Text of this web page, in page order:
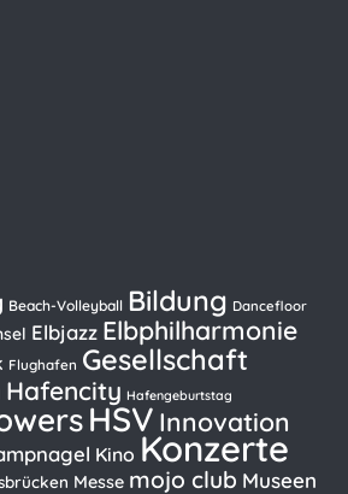
Beach-Volleyball Bildung Dancefloor
Elbjazz Elbphilharmonie
Flughafen Gesellschaft
Hafencity Hafengeburtstag
HSV Innovation
Kino Konzerte
Messe mojo club Museen